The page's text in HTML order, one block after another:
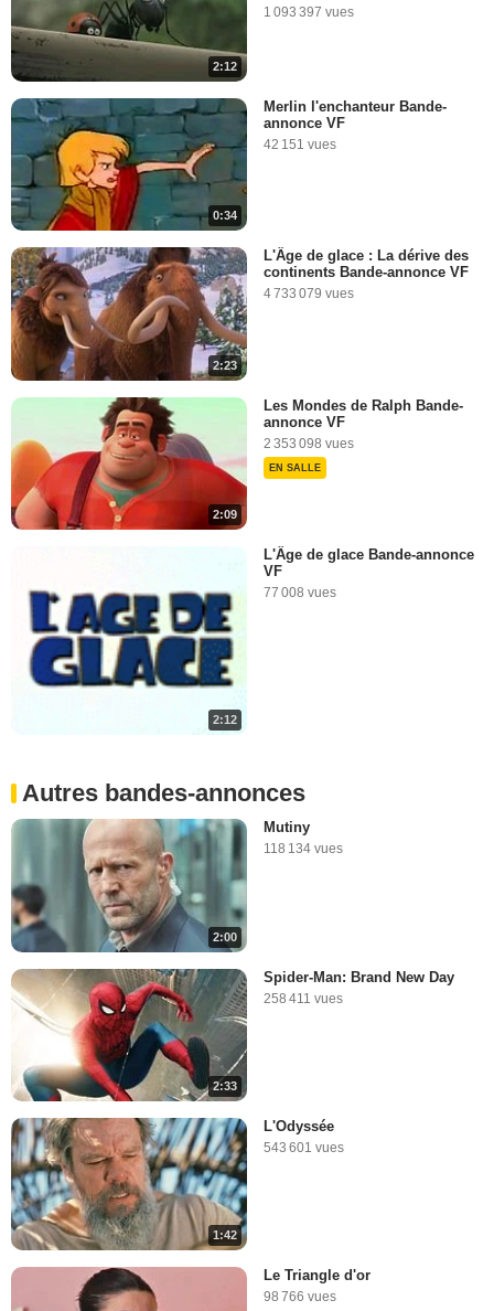
2:12
1 093 397 vues
0:34
Merlin l'enchanteur Bande-
annonce VF
42 151 vues
2:23
L'Âge de glace : La dérive des
continents Bande-annonce VF
4 733 079 vues
2:09
Les Mondes de Ralph Bande-
annonce VF
2 353 098 vues
EN SALLE
2:12
L'Âge de glace Bande-annonce
VF
77 008 vues
Autres bandes-annonces
2:00
Mutiny
118 134 vues
2:33
Spider-Man: Brand New Day
258 411 vues
1:42
L'Odyssée
543 601 vues
Le Triangle d'or
98 766 vues